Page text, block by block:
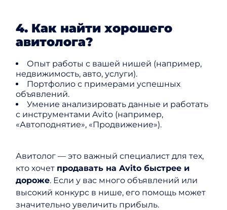
4. Как найти хорошего
авитолога?
Опыт работы с вашей нишей (например,
недвижимость, авто, услуги).
Портфолио с примерами успешных
объявлений.
Умение анализировать данные и работать
с инструментами Avito (например,
«Автоподнятие», «Продвижение»).
Авитолог — это важный специалист для тех,
кто хочет продавать на Avito быстрее и
дороже. Если у вас много объявлений или
высокий конкурс в нише, его помощь может
значительно увеличить прибыль.